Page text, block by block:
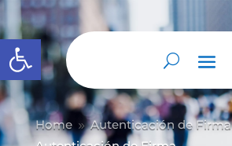
Abrir barra de herramientas
Home 9 Autenticación de Firma